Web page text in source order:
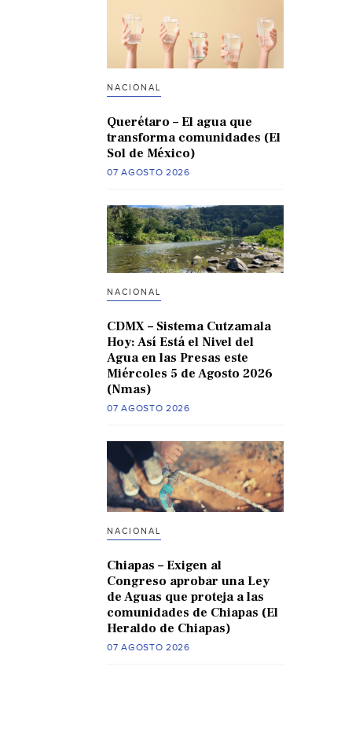
NACIONAL
Querétaro – El agua que
transforma comunidades (El
Sol de México)
07 AGOSTO 2026
NACIONAL
CDMX – Sistema Cutzamala
Hoy: Así Está el Nivel del
Agua en las Presas este
Miércoles 5 de Agosto 2026
(Nmas)
07 AGOSTO 2026
NACIONAL
Chiapas – Exigen al
Congreso aprobar una Ley
de Aguas que proteja a las
comunidades de Chiapas (El
Heraldo de Chiapas)
07 AGOSTO 2026